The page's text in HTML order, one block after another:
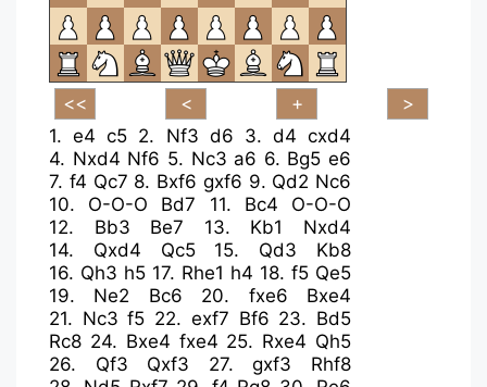
1.e4 c5 2. Nf3 d6 3. d4 cxd4
4. Nxd4 Nf6 5. Nc3 a6 6. Bg5 e6
7. f4 Qc7 8. Bxf6 gxf6 9. Qd2 Nc6
10. O-O-O Bd7 11. Bc4
O-O-O
12. Bb3 Be7 13. Kb1
Nxd4
14. Qxd4 Qc5 15. Qd3
Kb8
16. Qh3 h5 17. Rhe1 h4 18. f5 Qe5
19. Ne2 Bc6 20. fxe6
Bxe4
21. Nc3 f5 22. exf7 Bf6 23. Bd5
Rc8 24. Bxe4 fxe4 25. Rxe4 Qh5
26. Qf3 Qxf3 27.gxf3
Rhf8